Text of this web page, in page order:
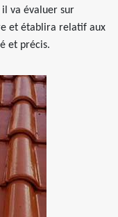
il va évaluer sur
et établira relatif aux
et précis.